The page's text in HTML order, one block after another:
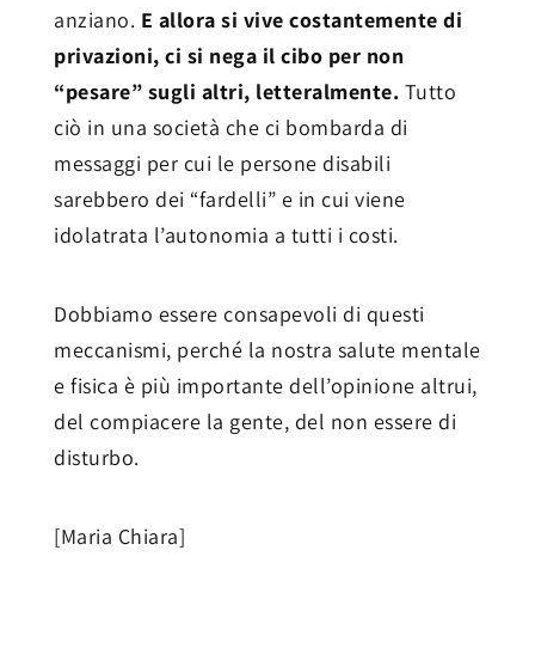
anziano. E allora si vive costantemente di
privazioni, ci si nega il cibo per non
“pesare” sugli altri, letteralmente. Tutto
ciò in una società che ci bombarda di
messaggi per cui le persone disabili
sarebbero dei “fardelli” e in cui viene
idolatrata l’autonomia a tutti i costi.
Dobbiamo essere consapevoli di questi
meccanismi, perché la nostra salute mentale
e fisica è più importante dell’opinione altrui,
del compiacere la gente, del non essere di
disturbo.
[Maria Chiara]